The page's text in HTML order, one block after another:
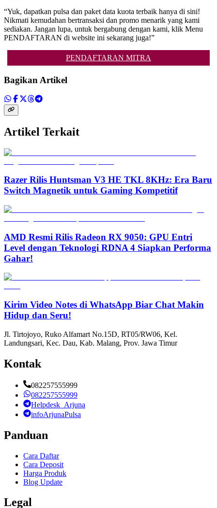
“Yuk, dapatkan pulsa dan paket data kuota terbaik hanya di sini!
Nikmati kemudahan bertransaksi dan promo menarik yang kami
sediakan. Jangan lupa, untuk bergabung dengan kami, klik Menu
PENDAFTARAN di website ini sekarang juga!”
PENDAFTARAN MITRA
Bagikan Artikel
Artikel Terkait
Razer Rilis Huntsman V3 HE TKL 8KHz: Era Baru
Switch Magnetik untuk Gaming Kompetitif
AMD Resmi Rilis Radeon RX 9050: GPU Entri
Level dengan Teknologi RDNA 4 Siapkan Performa
Gahar!
Kirim Video Notes di WhatsApp Biar Chat Makin
Hidup dan Seru!
Jl. Tirtojoyo, Ruko Alfamart No.15D, RT05/RW06, Kel.
Landungsari, Kec. Dau, Kab. Malang, Prov. Jawa Timur
Kontak
082257555999
082257555999
Helpdesk_Arjuna
infoArjunaPulsa
Panduan
Cara Daftar
Cara Deposit
Harga Produk
Blog Update
Legal